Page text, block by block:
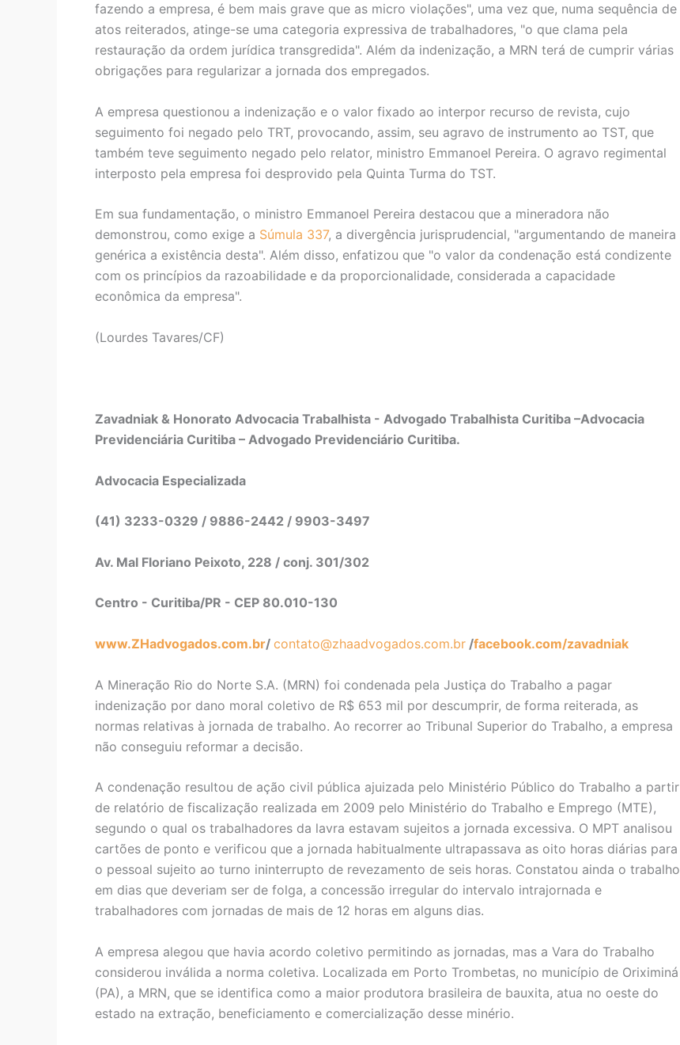
fazendo a empresa, é bem mais grave que as micro violações", uma vez que, numa sequência de
atos reiterados, atinge-se uma categoria expressiva de trabalhadores, "o que clama pela
restauração da ordem jurídica transgredida". Além da indenização, a MRN terá de cumprir várias
obrigações para regularizar a jornada dos empregados.
A empresa questionou a indenização e o valor fixado ao interpor recurso de revista, cujo
seguimento foi negado pelo TRT, provocando, assim, seu agravo de instrumento ao TST, que
também teve seguimento negado pelo relator, ministro Emmanoel Pereira. O agravo regimental
interposto pela empresa foi desprovido pela Quinta Turma do TST.
Em sua fundamentação, o ministro Emmanoel Pereira destacou que a mineradora não
demonstrou, como exige a Súmula 337, a divergência jurisprudencial, "argumentando de maneira
genérica a existência desta". Além disso, enfatizou que "o valor da condenação está condizente
com os princípios da razoabilidade e da proporcionalidade, considerada a capacidade
econômica da empresa".
(Lourdes Tavares/CF)
Zavadniak & Honorato Advocacia Trabalhista - Advogado Trabalhista Curitiba –Advocacia
Previdenciária Curitiba – Advogado Previdenciário Curitiba.
Advocacia Especializada
(41) 3233-0329 / 9886-2442 / 9903-3497
Av. Mal Floriano Peixoto, 228 / conj. 301/302
Centro - Curitiba/PR - CEP 80.010-130
www.ZHadvogados.com.br/ contato@zhaadvogados.com.br /facebook.com/zavadniak
A Mineração Rio do Norte S.A. (MRN) foi condenada pela Justiça do Trabalho a pagar
indenização por dano moral coletivo de R$ 653 mil por descumprir, de forma reiterada, as
normas relativas à jornada de trabalho. Ao recorrer ao Tribunal Superior do Trabalho, a empresa
não conseguiu reformar a decisão.
A condenação resultou de ação civil pública ajuizada pelo Ministério Público do Trabalho a partir
de relatório de fiscalização realizada em 2009 pelo Ministério do Trabalho e Emprego (MTE),
segundo o qual os trabalhadores da lavra estavam sujeitos a jornada excessiva. O MPT analisou
cartões de ponto e verificou que a jornada habitualmente ultrapassava as oito horas diárias para
o pessoal sujeito ao turno ininterrupto de revezamento de seis horas. Constatou ainda o trabalho
em dias que deveriam ser de folga, a concessão irregular do intervalo intrajornada e
trabalhadores com jornadas de mais de 12 horas em alguns dias.
A empresa alegou que havia acordo coletivo permitindo as jornadas, mas a Vara do Trabalho
considerou inválida a norma coletiva. Localizada em Porto Trombetas, no município de Oriximiná
(PA), a MRN, que se identifica como a maior produtora brasileira de bauxita, atua no oeste do
estado na extração, beneficiamento e comercialização desse minério.